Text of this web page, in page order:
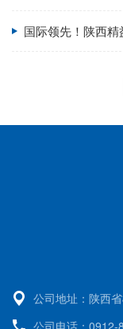
公司地址： 陕西